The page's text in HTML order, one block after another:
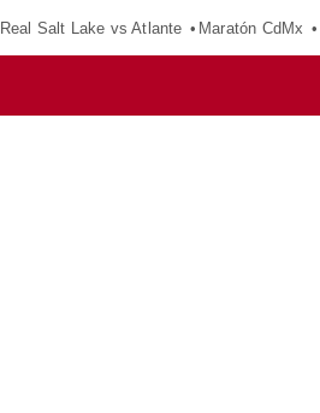
Real Salt Lake vs Atlante Maratón CdMx